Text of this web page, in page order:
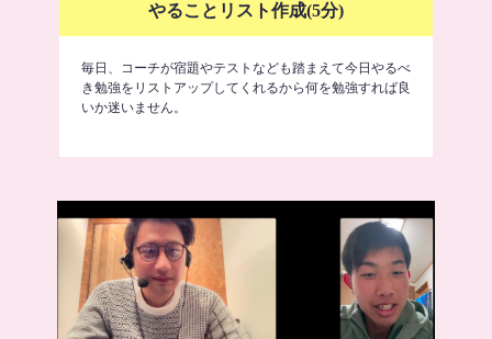
やることリスト作成(5分)
毎日、コーチが宿題やテストなども踏まえて今日やるべ
き勉強をリストアップしてくれるから何を勉強すれば良
いか迷いません。